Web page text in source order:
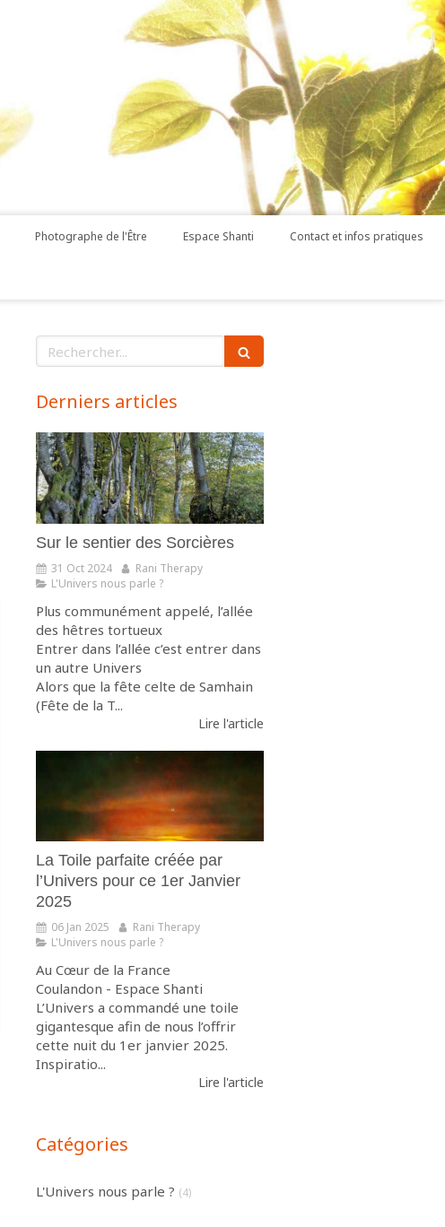
Photographe de l'Être Espace Shanti Contact et infos pratiques
Rechercher
Derniers articles
Sur le sentier des Sorcières
31 Oct 2024
Rani Therapy
L'Univers nous parle ?
Plus communément appelé, l’allée
des hêtres tortueux
Entrer dans l’allée c’est entrer dans
un autre Univers
Alors que la fête celte de Samhain
(Fête de la T...
Lire l'article
La Toile parfaite créée par
l’Univers pour ce 1er Janvier
2025
06 Jan 2025
Rani Therapy
L'Univers nous parle ?
Au Cœur de la France
Coulandon - Espace Shanti
L’Univers a commandé une toile
gigantesque afin de nous l’offrir
cette nuit du 1er janvier 2025.
Inspiratio...
Lire l'article
Catégories
L'Univers nous parle ? (4)